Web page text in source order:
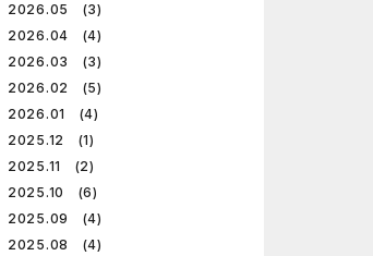
2026.05 (3)
2026.04 (4)
2026.03 (3)
2026.02 (5)
2026.01 (4)
2025.12 (1)
2025.11 (2)
2025.10 (6)
2025.09 (4)
2025.08 (4)